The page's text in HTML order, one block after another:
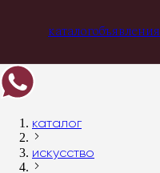
каталогобъявления
каталог
искусство